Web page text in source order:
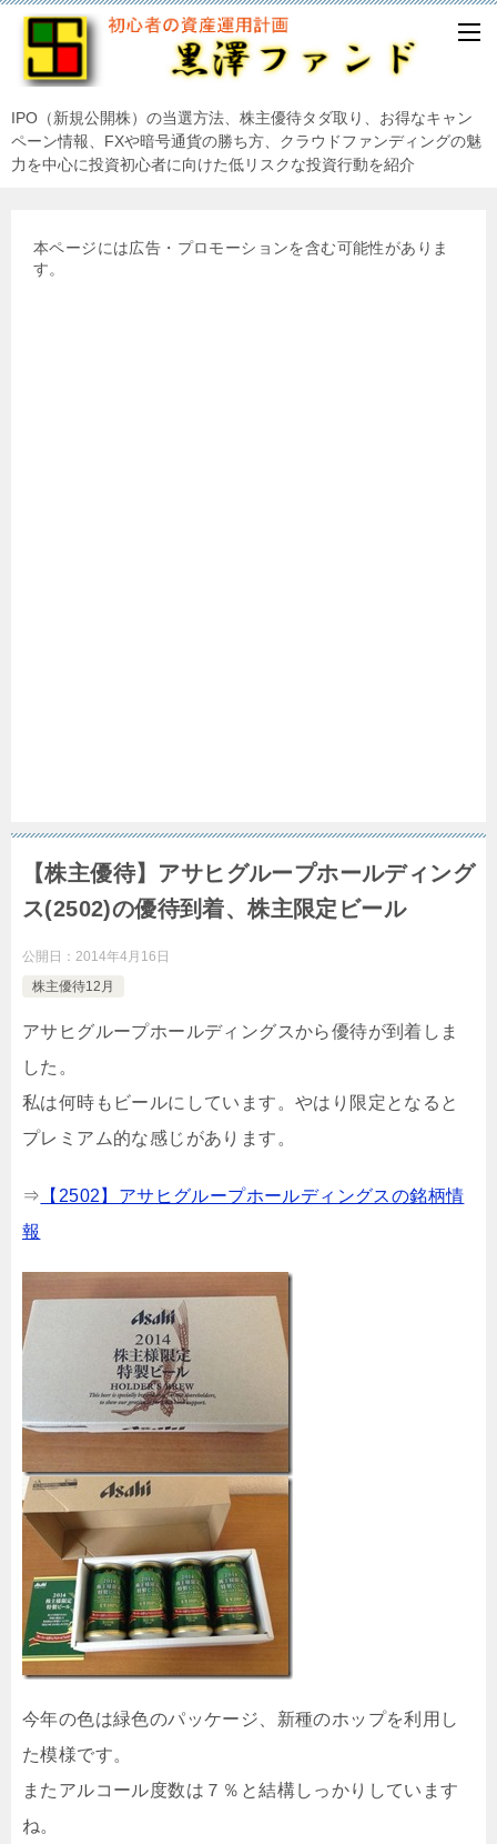
IPO（新規公開株）の当選方法、株主優待タダ取り、お得なキャン
ペーン情報、FXや暗号通貨の勝ち方、クラウドファンディングの魅
力を中心に投資初心者に向けた低リスクな投資行動を紹介
本ページには広告・プロモーションを含む可能性がありま
す。
【株主優待】アサヒグループホールディング
ス(2502)の優待到着、株主限定ビール
公開日： 2014年4月16日
株主優待12月
アサヒグループホールディングスから優待が到着しま
した。
私は何時もビールにしています。やはり限定となると
プレミアム的な感じがあります。
⇒ 【2502】アサヒグループホールディングスの銘柄情
報
今年の色は緑色のパッケージ、新種のホップを利用し
た模様です。
またアルコール度数は７％と結構しっかりしています
ね。